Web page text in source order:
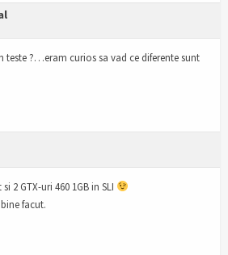
teste ?…eram curios sa vad ce diferente sunt
2 GTX-uri 460 1GB in SLI
facut.